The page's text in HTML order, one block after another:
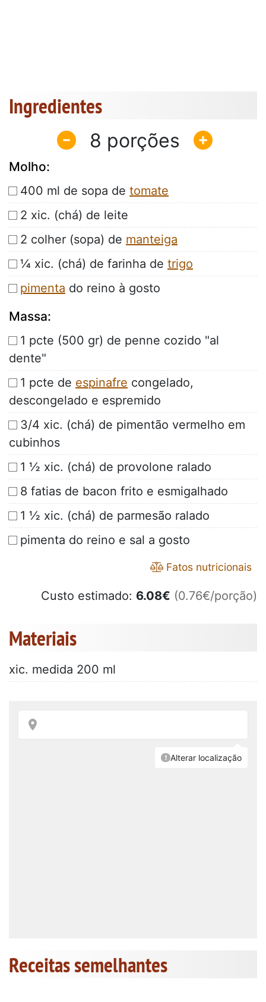
Ingredientes
8
Molho:
400 ml de sopa de tomate
2 xic. (chá) de leite
2 colher (sopa) de manteiga
¼ xic. (chá) de farinha de trigo
pimenta do reino à gosto
Massa:
1 pcte (500 gr) de penne cozido "al
dente"
1 pcte de espinafre congelado,
descongelado e espremido
3/4 xic. (chá) de pimentão vermelho em
cubinhos
1 ½ xic. (chá) de provolone ralado
8 fatias de bacon frito e esmigalhado
1 ½ xic. (chá) de parmesão ralado
pimenta do reino e sal a gosto
Fatos nutricionais
Custo estimado: 6.08€ (0.76€/porção)
Materiais
xic. medida 200 ml
Receitas semelhantes